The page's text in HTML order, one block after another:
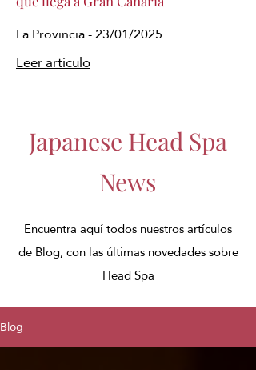
La Provincia - 23/01/2025
Leer artículo
Japanese Head Spa
News
Encuentra aquí todos nuestros artículos
de Blog, con las últimas novedades sobre
Head Spa
Blog